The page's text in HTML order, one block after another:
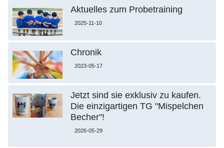
Aktuelles zum Probetraining
2025-11-10
Chronik
2023-05-17
Jetzt sind sie exklusiv zu kaufen.
Die einzigartigen TG "Mispelchen
Becher"!
2026-05-29